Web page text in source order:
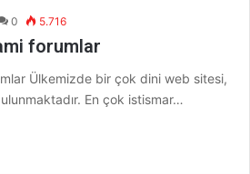
0 5.716
forumlar
Ülkemizde bir çok dini web sitesi,
En çok istismar…